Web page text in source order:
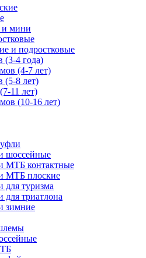
и мини
и подростковые
(3-4 года)
(4-7 лет)
(5-8 лет)
11 лет)
(10-16 лет)
шоссейные
МТБ контактные
МТБ плоские
для туризма
для триатлона
зимние